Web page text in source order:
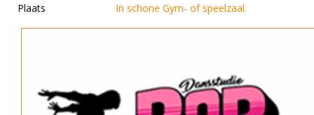
Plaats
In schone Gym- of speelzaal.